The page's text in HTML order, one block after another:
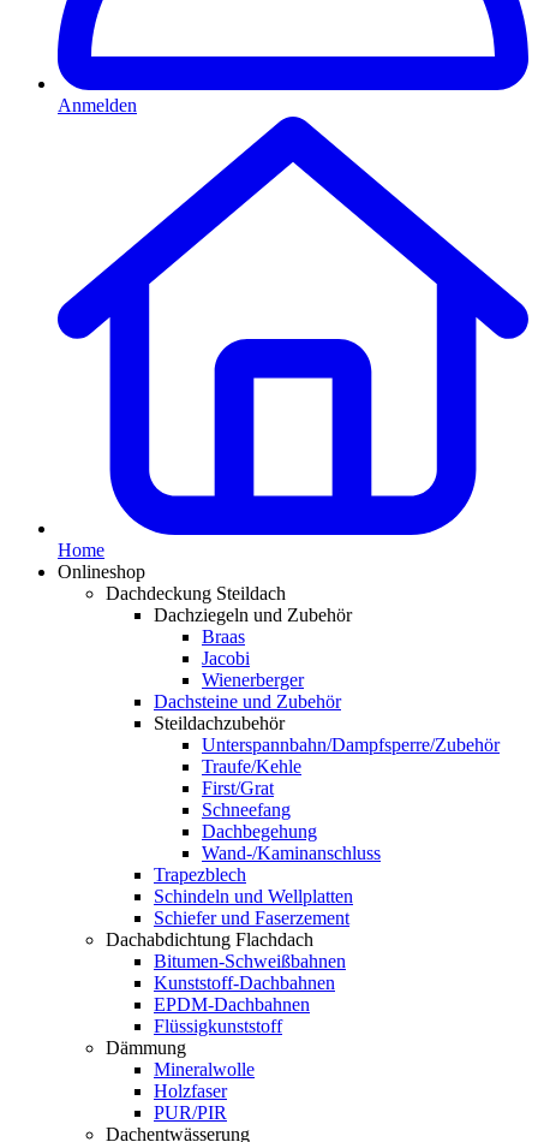
Anmelden
Home
Onlineshop
Dachdeckung Steildach
Dachziegeln und Zubehör
Braas
Jacobi
Wienerberger
Dachsteine und Zubehör
Steildachzubehör
Unterspannbahn/Dampfsperre/Zubehör
Traufe/Kehle
First/Grat
Schneefang
Dachbegehung
Wand-/Kaminanschluss
Trapezblech
Schindeln und Wellplatten
Schiefer und Faserzement
Dachabdichtung Flachdach
Bitumen-Schweißbahnen
Kunststoff-Dachbahnen
EPDM-Dachbahnen
Flüssigkunststoff
Dämmung
Mineralwolle
Holzfaser
PUR/PIR
Dachentwässerung